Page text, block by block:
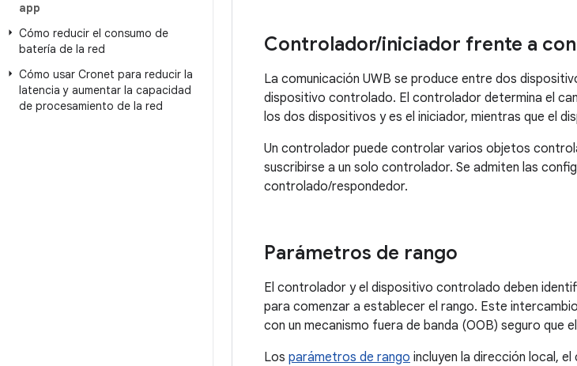
app
Cómo reducir el consumo de
batería de la red
Cómo usar Cronet para reducir la
latencia y aumentar la capacidad
de procesamiento de la red
Controlador/iniciador frente a
La comunicación UWB se produce entre dos
dispositivo controlado. El controlador determina el
los dos dispositivos y es el iniciador, mientras que el
Un controlador puede controlar varios objetos
suscribirse a un solo controlador. Se admiten las
controlado/respondedor.
Parámetros de rango
El controlador y el dispositivo controlado deben
para comenzar a establecer el rango. Este
con un mecanismo fuera de banda (OOB) seguro que
Los parámetros de rango incluyen la dirección local,